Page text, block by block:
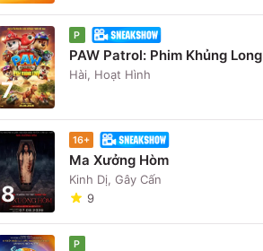
7
P
PAW Patrol: Phim Khủng Long
Hài, Hoạt Hình
8
16+
Ma Xưởng Hòm
Kinh Dị, Gây Cấn
9
P